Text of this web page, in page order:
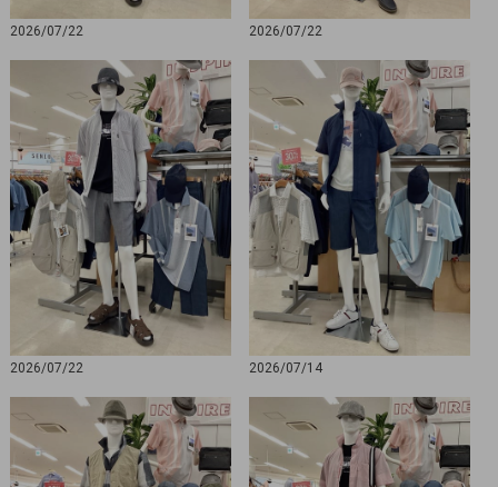
2026/07/22 2026/07/22
2026/07/22 2026/07/14